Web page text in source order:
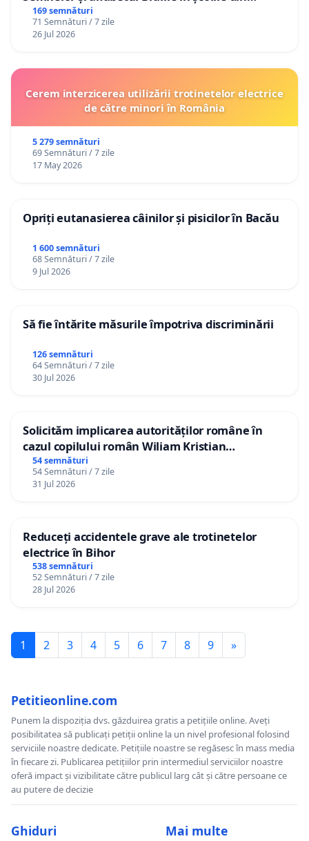
Republica Moldova!
169 semnături
71 Semnături / 7 zile
26 Jul 2026
Cerem interzicerea utilizării trotinetelor electrice
de către minori în România
5 279 semnături
69 Semnături / 7 zile
17 May 2026
Opriți eutanasierea câinilor și pisicilor în Bacău
1 600 semnături
68 Semnături / 7 zile
9 Jul 2026
Să fie întărite măsurile împotriva discriminării
126 semnături
64 Semnături / 7 zile
30 Jul 2026
Solicităm implicarea autorităților române în
cazul copilului român Wiliam Kristian
Gheorghe, aflat în plasament în Danemarca de
12 ani
54 semnături
54 Semnături / 7 zile
31 Jul 2026
Reduceți accidentele grave ale trotinetelor
electrice în Bihor
538 semnături
52 Semnături / 7 zile
28 Jul 2026
1 2 3 4 5 6 7 8 9 »
Petitieonline.com
Punem la dispoziția dvs. găzduirea gratis a petițiile online. Aveți
posibilitatea să publicați petiții online la un nivel profesional folosind
serviciile noastre dedicate. Petițiile noastre se regăsesc în mass media
în fiecare zi. Publicarea petițiilor prin intermediul serviciilor noastre
oferă impact și vizibilitate către publicul larg cât și către persoane ce
au putere de decizie
Ghiduri Mai multe